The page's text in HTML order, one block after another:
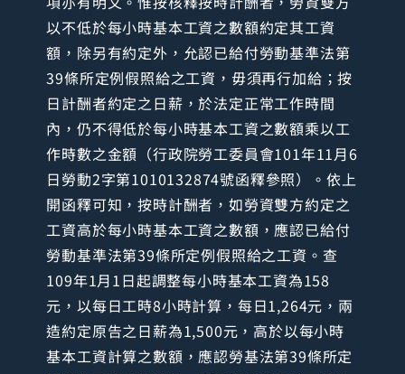
以不低於每小時基本工資之數額約定其工資
額，除另有約定外，允認已給付勞動基準法第
39條所定例假照給之工資，毋須再行加給；按
日計酬者約定之日薪，於法定正常工作時間
內，仍不得低於每小時基本工資之數額乘以工
作時數之金額（行政院勞工委員會101年11月6
日勞動2字第1010132874號函釋參照）。依上
開函釋可知，按時計酬者，如勞資雙方約定之
工資高於每小時基本工資之數額，應認已給付
勞動基準法第39條所定例假照給之工資。查
109年1月1日起調整每小時基本工資為158
元，以每日工時8小時計算，每日1,264元，兩
造約定原告之日薪為1,500元，高於以每小時
基本工資計算之數額，應認勞基法第39條所定